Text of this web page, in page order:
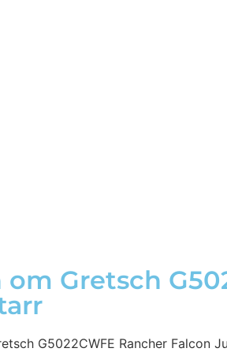
Gretsch
G5022CWFE Rancher